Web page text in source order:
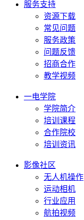
服务支持
资源下载
常见问题
服务政策
问题反馈
招商合作
教学视频
一电学院
学院简介
培训课程
合作院校
培训资讯
影像社区
无人机操作
运动相机
行业应用
航拍视频